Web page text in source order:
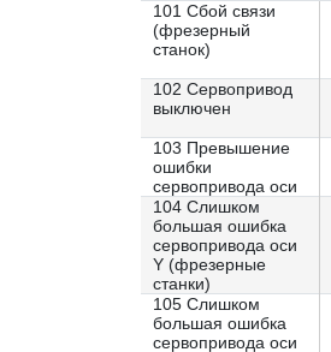
101 Сбой связи
(фрезерный
станок)
102 Сервопривод
выключен
103 Превышение
ошибки
сервопривода оси
104 Слишком
большая ошибка
сервопривода оси
Y (фрезерные
станки)
105 Слишком
большая ошибка
сервопривода оси